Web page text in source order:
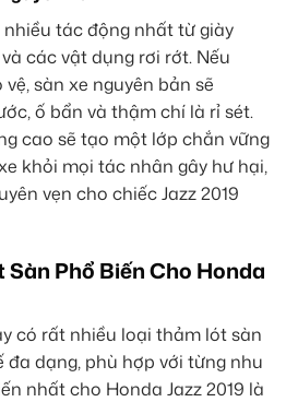
tác động nhất từ giày
các vật dụng rơi rớt. Nếu
sàn xe nguyên bản sẽ
ố bẩn và thậm chí là rỉ sét.
cao sẽ tạo một lớp chắn vững
khỏi mọi tác nhân gây hư hại,
vẹn cho chiếc Jazz 2019
Phổ Biến Cho Honda
có rất nhiều loại thảm lót sàn
dạng, phù hợp với từng nhu
nhất cho Honda Jazz 2019 là